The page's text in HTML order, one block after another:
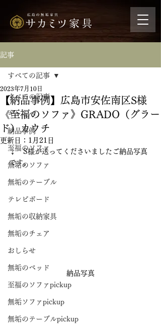
記事
すべての記事
ギャッベ
納品事例
至福のソファ
無垢のソファ
無垢のテーブル
テレビボード
無垢の収納家具
無垢のチェア
おしらせ
無垢のベッド
至福のソファpickup
無垢ソファpickup
無垢のテーブルpickup
すべての記事
【納品事例】広島市安佐南区S様
《至福のソファ》GRADO（グラー
ド）カウチ
2023年7月10日
更新日： 1月21日
↓　S様が送ってくださいましたご納品写真
です。
納品写真